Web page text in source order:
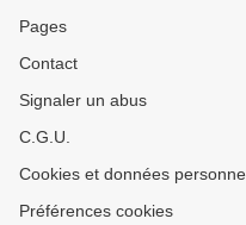
Pages
Contact
Signaler un abus
C.G.U.
Cookies et données
Préférences cookies